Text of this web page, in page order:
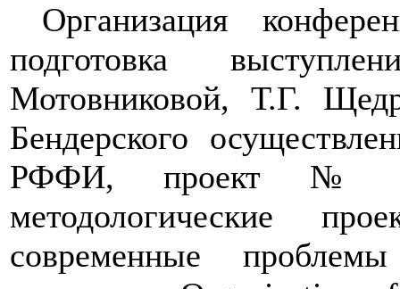
Организация
подготовка
Мотовниковой, Т.Г.
Бендерского
РФФИ, проект №
методологические
современные